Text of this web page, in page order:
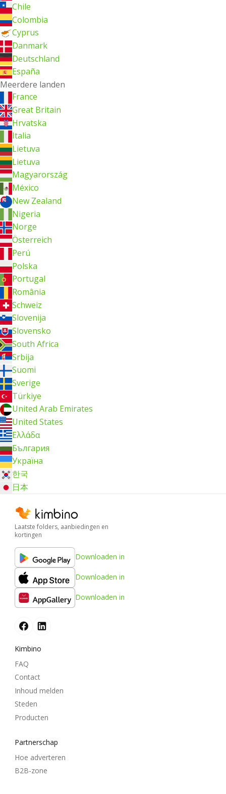
Chile
Colombia
Cyprus
Danmark
Deutschland
España
Meerdere landen
France
Great Britain
Hrvatska
Italia
Lietuva
Lietuva
Magyarország
México
New Zealand
Nigeria
Norge
Österreich
Perú
Polska
Portugal
România
Schweiz
Slovenija
Slovensko
South Africa
Srbija
Suomi
Sverige
Türkiye
United Arab Emirates
United States
Ελλάδα
България
Україна
한국
日本
Laatste folders, aanbiedingen en
kortingen
Downloaden in
Downloaden in
Downloaden in
Kimbino
FAQ
Contact
Inhoud melden
Steden
Producten
Partnerschap
Hoe adverteren
B2B-zone